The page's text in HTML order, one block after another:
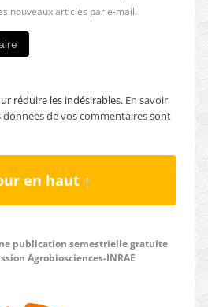
nouveaux articles par e-mail.
réduire les indésirables. En savoir
de vos commentaires sont
en haut ↑
publication semestrielle gratuite
Agrobiosciences-INRAE